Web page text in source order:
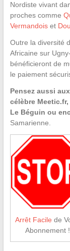
Nordiste vivant
proches comme
Vermandoiset
Outre la diversité
Africaine sur
bénéficieront de
le paiement
Pensez aussi
célèbre
Le Béguin ou
Samarienne.
Arrêt Facile de
Abonnement !